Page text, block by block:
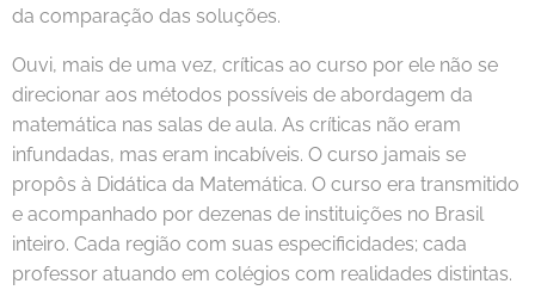
da comparação das soluções.
Ouvi, mais de uma vez, críticas ao curso por ele não se
direcionar aos métodos possíveis de abordagem da
matemática nas salas de aula. As críticas não eram
infundadas, mas eram incabíveis. O curso jamais se
propôs à Didática da Matemática. O curso era transmitido
e acompanhado por dezenas de instituições no Brasil
inteiro. Cada região com suas especificidades; cada
professor atuando em colégios com realidades distintas.